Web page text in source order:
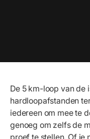
De 5 km-loop van de
hardloopafstanden
iedereen om mee te
genoeg om zelfs de
proef te stellen. Of je